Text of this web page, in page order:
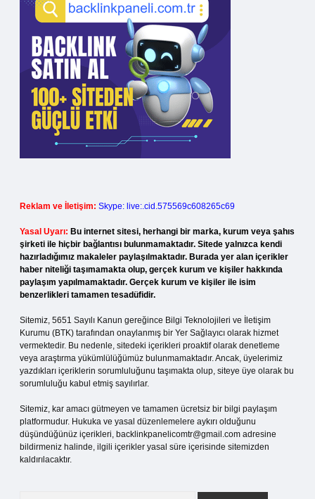
Reklam ve İletişim: Skype: live:.cid.575569c608265c69
Yasal Uyarı: Bu internet sitesi, herhangi bir marka, kurum veya şahıs
şirketi ile hiçbir bağlantısı bulunmamaktadır. Sitede yalnızca kendi
hazırladığımız makaleler paylaşılmaktadır. Burada yer alan içerikler
haber niteliği taşımamakta olup, gerçek kurum ve kişiler hakkında
paylaşım yapılmamaktadır. Gerçek kurum ve kişiler ile isim
benzerlikleri tamamen tesadüfidir.
Sitemiz, 5651 Sayılı Kanun gereğince Bilgi Teknolojileri ve İletişim
Kurumu (BTK) tarafından onaylanmış bir Yer Sağlayıcı olarak hizmet
vermektedir. Bu nedenle, sitedeki içerikleri proaktif olarak denetleme
veya araştırma yükümlülüğümüz bulunmamaktadır. Ancak, üyelerimiz
yazdıkları içeriklerin sorumluluğunu taşımakta olup, siteye üye olarak bu
sorumluluğu kabul etmiş sayılırlar.
Sitemiz, kar amacı gütmeyen ve tamamen ücretsiz bir bilgi paylaşım
platformudur. Hukuka ve yasal düzenlemelere aykırı olduğunu
düşündüğünüz içerikleri, backlinkpanelicomtr@gmail.com adresine
bildirmeniz halinde, ilgili içerikler yasal süre içerisinde sitemizden
kaldırılacaktır.